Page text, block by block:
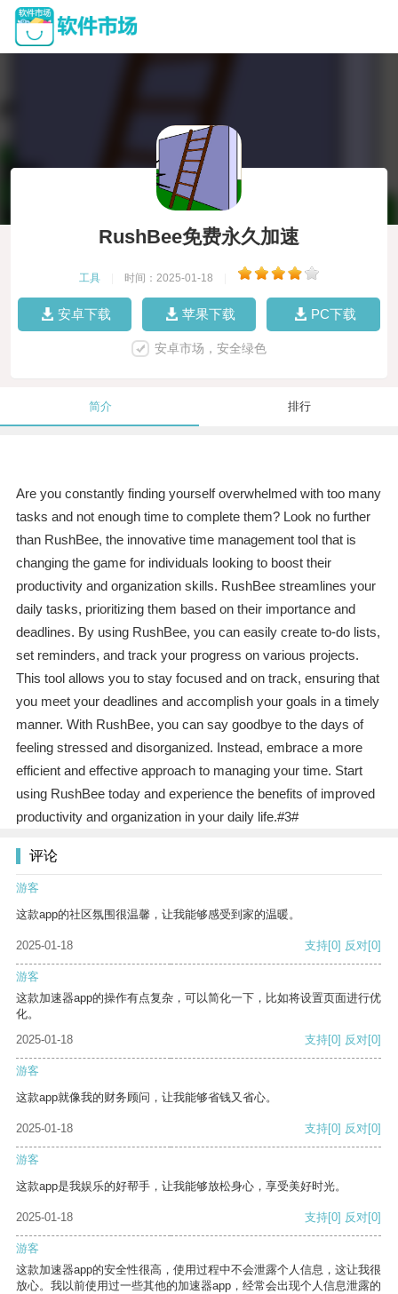
RushBee免费永久加速
工具 时间：2025-01-18
安卓下载 苹果下载 PC下载
安卓市场，安全绿色
简介 排行
Are you constantly finding yourself overwhelmed with too many
tasks and not enough time to complete them? Look no further
than RushBee, the innovative time management tool that is
changing the game for individuals looking to boost their
productivity and organization skills. RushBee streamlines your
daily tasks, prioritizing them based on their importance and
deadlines. By using RushBee, you can easily create to-do lists,
set reminders, and track your progress on various projects.
This tool allows you to stay focused and on track, ensuring that
you meet your deadlines and accomplish your goals in a timely
manner. With RushBee, you can say goodbye to the days of
feeling stressed and disorganized. Instead, embrace a more
efficient and effective approach to managing your time. Start
using RushBee today and experience the benefits of improved
productivity and organization in your daily life.#3#
评论
游客
这款app的社区氛围很温馨，让我能够感受到家的温暖。
2025-01-18 支持[0] 反对[0]
游客
这款加速器app的操作有点复杂，可以简化一下，比如将设置页面进行优
化。
2025-01-18
支持[0] 反对[0]
游客
这款app就像我的财务顾问，让我能够省钱又省心。
2025-01-18 支持[0] 反对[0]
游客
这款app是我娱乐的好帮手，让我能够放松身心，享受美好时光。
2025-01-18 支持[0] 反对[0]
游客
这款加速器app的安全性很高，使用过程中不会泄露个人信息，这让我很
放心。我以前使用过一些其他的加速器app，经常会出现个人信息泄露的